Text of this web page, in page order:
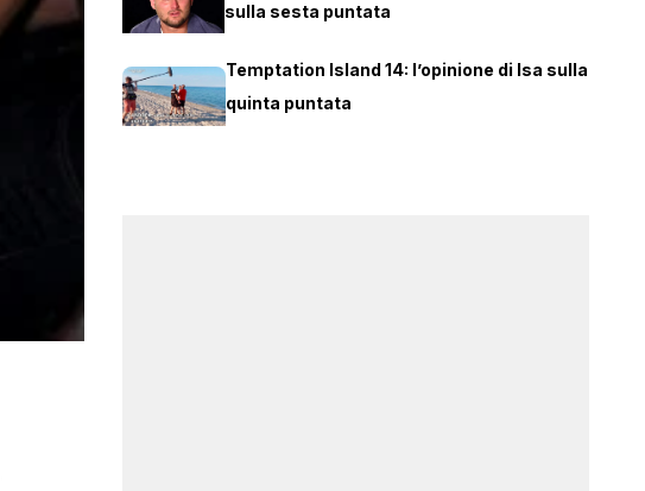
sulla sesta puntata
Temptation Island 14: l’opinione di Isa sulla
quinta puntata